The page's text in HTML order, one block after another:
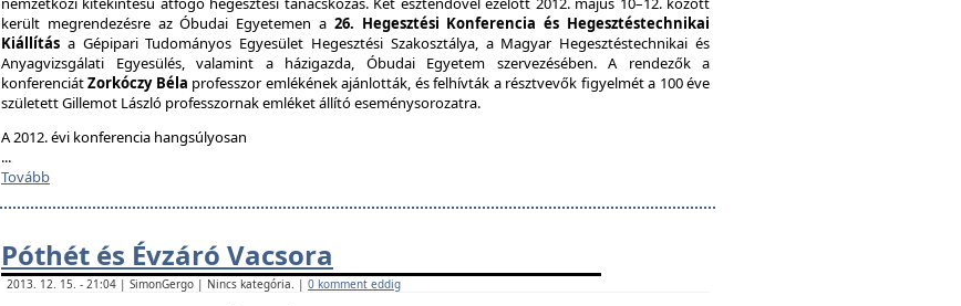
került megrendezésre az Óbudai Egyetemen a 26. Hegesztési Konferencia és Hegesztéstechnikai
Kiállítás a Gépipari Tudományos Egyesület Hegesztési Szakosztálya, a Magyar Hegesztéstechnikai és
Anyagvizsgálati Egyesülés, valamint a házigazda, Óbudai Egyetem szervezésében. A rendezők a
konferenciátZorkóczy Béla professzor emlékének ajánlották, és felhívták a résztvevők figyelmét a 100 éve
született Gillemot László professzornak emléket állító eseménysorozatra.
A 2012. évi konferencia hangsúlyosan
...
Tovább
Póthét és Évzáró Vacsora
2013. 12. 15. - 21:04 | SimonGergo | Nincs kategória. | 0 komment eddig